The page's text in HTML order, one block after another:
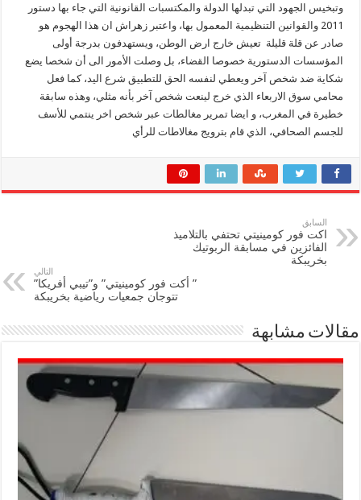
وتبخيس الجهود التي تبدلها الدولة والمكتسبات القانونية التي جاء بها دستور
2011 والقوانين التنظيمية المعمول بها، واعتبر زهراش ان هذا الهجوم هو
صادر عن قلة قليلة تعيش خارج ارض الوطن، ويستهدفون بدرجة أولى
المؤسسات الدستورية خصوصا القضاء، بل وصلت الأمور الى أن شخصا يضع
شكاية ضد شخص آخر ويعطي لنفسه الحق للتطبيق شرع اليد، كما فعل
محامي سوق الاربعاء الذي خرج لينعت شخص آخر بأنه مثلي، وهذه سابقة
خطيرة في المغرب، و ايضا تمرير مغالطات عبر شخص اخر ينتمي للأسف
للجسم الصحافي، الذي قام بترويج مغالاطات للرأي
السابق
اكت فور كومينيتي تحتفي بالتلاميذ
الفائزين في مسابقة الربوتيك
بخريبكة
التالي
” أكت فور كومينيتي” و”تيبي أفريكا”
تتوجان جمعيات رياضية بخريبكة
مقالات مشابهة